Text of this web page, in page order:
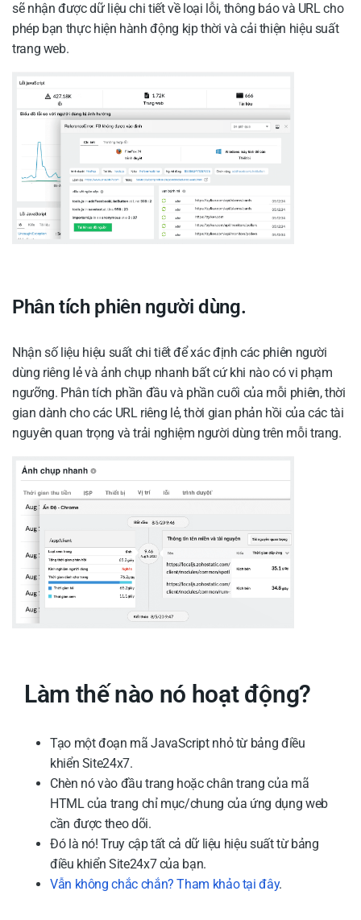
sẽ nhận được dữ liệu chi tiết về loại lỗi, thông báo và URL cho
phép bạn thực hiện hành động kịp thời và cải thiện hiệu suất
trang web.
Phân tích phiên người dùng.
Nhận số liệu hiệu suất chi tiết để xác định các phiên người
dùng riêng lẻ và ảnh chụp nhanh bất cứ khi nào có vi phạm
ngưỡng. Phân tích phần đầu và phần cuối của mỗi phiên, thời
gian dành cho các URL riêng lẻ, thời gian phản hồi của các tài
nguyên quan trọng và trải nghiệm người dùng trên mỗi trang.
Làm thế nào nó hoạt động?
Tạo một đoạn mã JavaScript nhỏ từ bảng điều
khiển Site24x7.
Chèn nó vào đầu trang hoặc chân trang của mã
HTML của trang chỉ mục/chung của ứng dụng web
cần được theo dõi.
Đó là nó! Truy cập tất cả dữ liệu hiệu suất từ ​​bảng
điều khiển Site24x7 của bạn.
Vẫn không chắc chắn?Tham khảo tại đây.